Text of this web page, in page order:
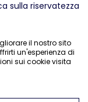
sulla riservatezza
il nostro sito
un'esperienza di
sui cookie visita